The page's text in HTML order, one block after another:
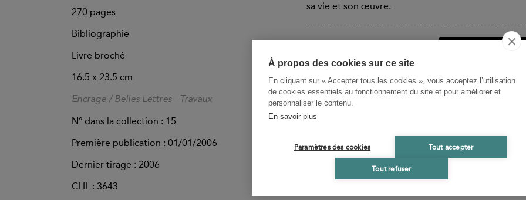
À propos des cookies sur ce site
En cliquant sur « Accepter tous les cookies », vous acceptez l’utilisation
de cookies essentiels au fonctionnement du site et pour améliorer et
personnaliser le contenu.
En savoir plus
Paramètres des cookies Tout accepter
Tout refuser
270 pages
Bibliographie
Livre broché
16.5 x 23.5 cm
Encrage / Belles Lettres - Travaux
N° dans la collection : 15
Première publication : 01/01/2006
Dernier tirage : 2006
CLIL : 3643
sa vie et son œuvre.
Livre expédié